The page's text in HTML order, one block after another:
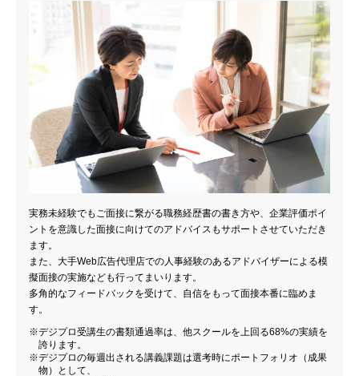
実務未経験でもご面接に繋がる職務経歴書の書き方や、企業評価ポイ
ントを意識した面接に向けてのアドバイスもサポートさせていただき
ます。
また、大手Web広告代理店での人事経験のあるアドバイザーによる模
擬面接の実施なども行ってまいります。
多角的なフィードバックを受けて、自信をもって面接本番に臨めま
す。
デジプロ受講生の書類通過率は、他スクールを上回る68%の実績を
誇ります。
デジプロの毎週出される講義課題は選考時にポートフォリオ（成果
物）として、